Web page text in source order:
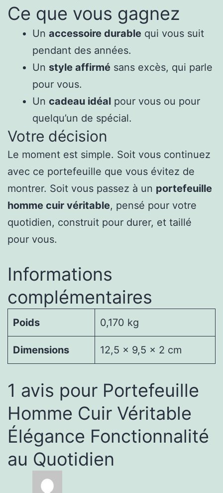
Ce que vous gagnez
Un accessoire durable qui vous suit
pendant des années.
Un style affirmé sans excès, qui parle
pour vous.
Un cadeau idéal pour vous ou pour
quelqu’un de spécial.
Votre décision
Le moment est simple. Soit vous continuez
avec ce portefeuille que vous évitez de
montrer. Soit vous passez à un portefeuille
homme cuir véritable, pensé pour votre
quotidien, construit pour durer, et taillé
pour vous.
Informations
complémentaires
Poids 0,170 kg
Dimensions 12,5 × 9,5 × 2 cm
1 avis pour Portefeuille
Homme Cuir Véritable
Élégance Fonctionnalité
au Quotidien